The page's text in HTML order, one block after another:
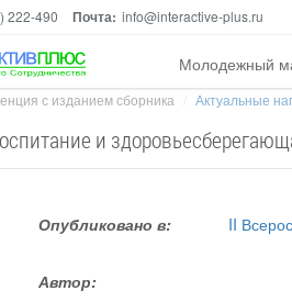
222-490 Почта: info@interactive-plus.ru
Молодежный
с изданием сборника Актуальные
и
Опубликовано в:
II
Автор: